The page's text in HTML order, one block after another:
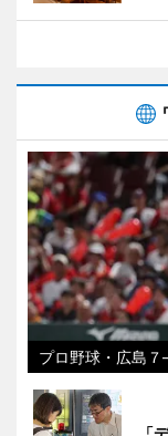
プロ野球・広島